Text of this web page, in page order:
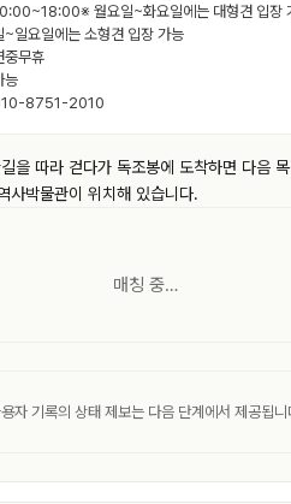
월요일~화요일에는 대형견 입장
~일요일에는 소형견 입장 가능
중무휴
능
8751-2010
따라 걷다가 독조봉에 도착하면 다음
사박물관이 위치해 있습니다.
매칭 중…
자 기록의 상태 제보는 다음 단계에서 제공됩니